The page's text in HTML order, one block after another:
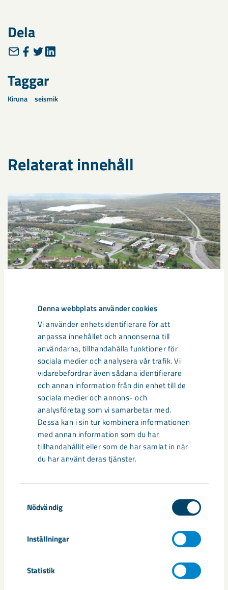
Denna webbplats använder cookies
Vi använder enhetsidentifierare för att
anpassa innehållet och annonserna till
användarna, tillhandahålla funktioner för
sociala medier och analysera vår trafik. Vi
vidarebefordrar även sådana identifierare
och annan information från din enhet till de
sociala medier och annons- och
analysföretag som vi samarbetar med.
Dessa kan i sin tur kombinera informationen
med annan information som du har
tillhandahållit eller som de har samlat in när
du har använt deras tjänster.
Nödvändig
Inställningar
Statistik
Dela
Taggar
Kiruna seismik
Relaterat innehåll
Sibirien-området i gamla Kiruna
centrum avvecklas under 2026
Under sommaren 2026 fortsätter avveckling av fastigheter i
gamla Kiruna centrum på grund av den pågående gruvdriften
– bland annat ...
Handbollstalanger upptäckte en